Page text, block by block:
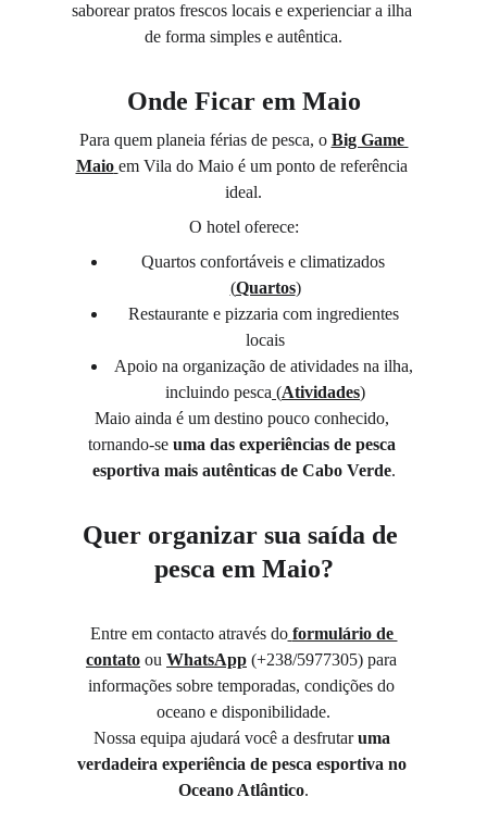
saborear pratos frescos locais e experienciar a ilha
de forma simples e autêntica.
Onde Ficar em Maio
Para quem planeia férias de pesca, o Big Game
Maio em Vila do Maio é um ponto de referência
ideal.
O hotel oferece:
Quartos confortáveis e climatizados
(Quartos)
Restaurante e pizzaria com ingredientes
locais
Apoio na organização de atividades na ilha,
incluindo pesca (Atividades)
Maio ainda é um destino pouco conhecido,
tornando-se uma das experiências de pesca
esportiva mais autênticas de Cabo Verde.
Quer organizar sua saída de
pesca em Maio?
Entre em contacto através do formulário de
contato ou WhatsApp (+238/5977305) para
informações sobre temporadas, condições do
oceano e disponibilidade.
Nossa equipa ajudará você a desfrutar uma
verdadeira experiência de pesca esportiva no
Oceano Atlântico.